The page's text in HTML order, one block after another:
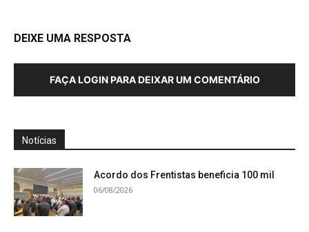
DEIXE UMA RESPOSTA
FAÇA LOGIN PARA DEIXAR UM COMENTÁRIO
Notícias
Acordo dos Frentistas beneficia 100 mil
06/08/2026